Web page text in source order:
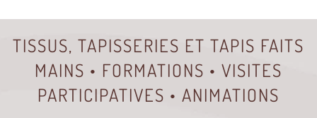
TISSUS, TAPISSERIES ET TAPIS FAITS
MAINS • FORMATIONS • VISITES
PARTICIPATIVES • ANIMATIONS